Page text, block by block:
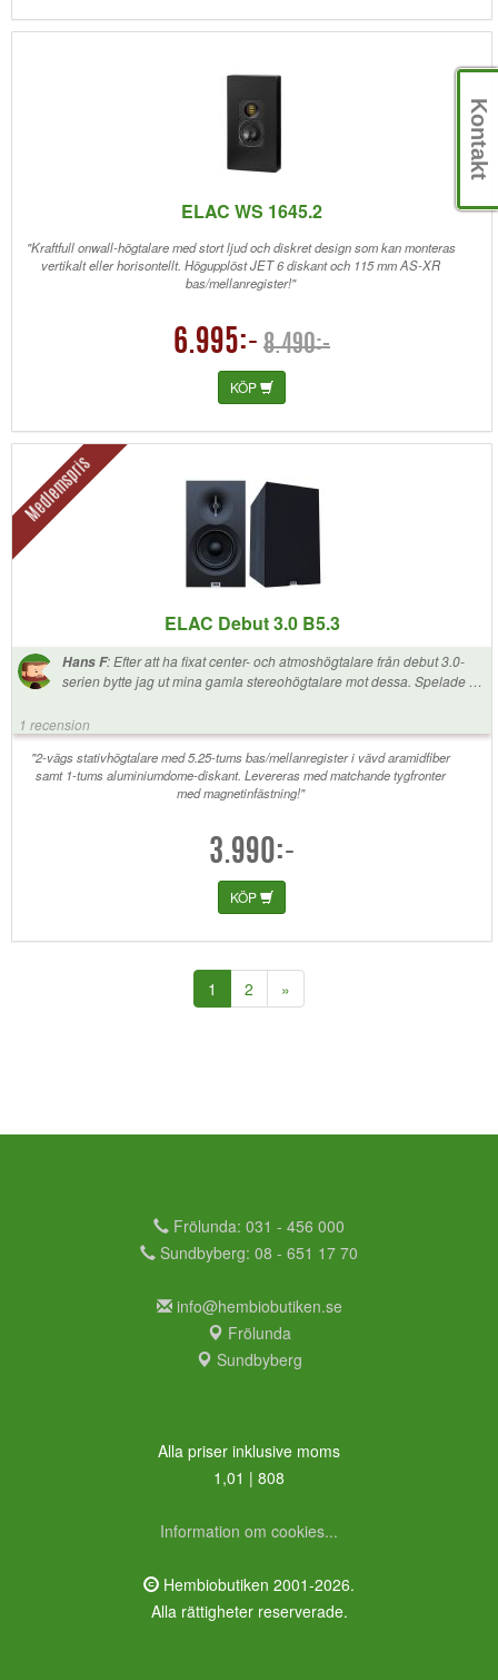
ELAC WS 1645.2
"Kraftfull onwall-högtalare med stort ljud och diskret design som kan monteras
vertikalt eller horisontellt. Högupplöst JET 6 diskant och 115 mm AS-XR
bas/mellanregister!"
6.995:- 8.490:-
KÖP
Medlemspris
ELAC Debut 3.0 B5.3
Hans F:Efter att ha fixat center- och atmoshögtalare från debut 3.0-
serien bytte jag ut mina gamla stereohögtalare mot dessa. Spelade fint
80Hz så är det en helt annan grej! Funkar fint med spel, TV, och musik!
1 recension
"2-vägs stativhögtalare med 5.25-tums bas/mellanregister i vävd aramidfiber
samt 1-tums aluminiumdome-diskant. Levereras med matchande tygfronter
med magnetinfästning!"
3.990:-
KÖP
1 (current)
2 »
Frölunda: 031 - 456 000
Sundbyberg: 08 - 651 17 70
info@hembiobutiken.se
Frölunda
Sundbyberg
Alla priser inklusive moms
1,01 | 808
Information om cookies...
Hembiobutiken 2001-2026.
Alla rättigheter reserverade.
Kontakt